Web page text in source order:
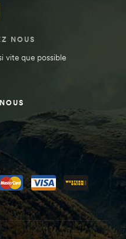
NOUS
vite que possible